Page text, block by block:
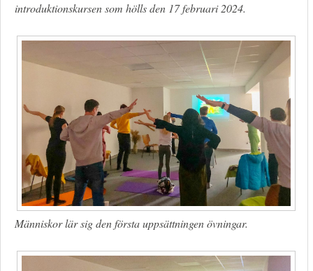
introduktionskursen som hölls den 17 februari 2024.
Människor lär sig den första uppsättningen övningar.